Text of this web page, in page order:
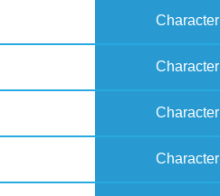
Character
Character
Character
Character